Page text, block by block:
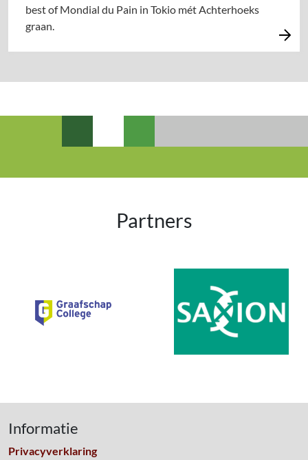
best of Mondial du Pain in Tokio mét Achterhoeks
graan.
Partners
Informatie
Privacyverklaring